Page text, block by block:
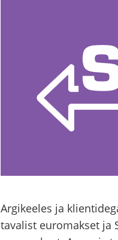
Argikeeles ja
tavalist euromakset ja